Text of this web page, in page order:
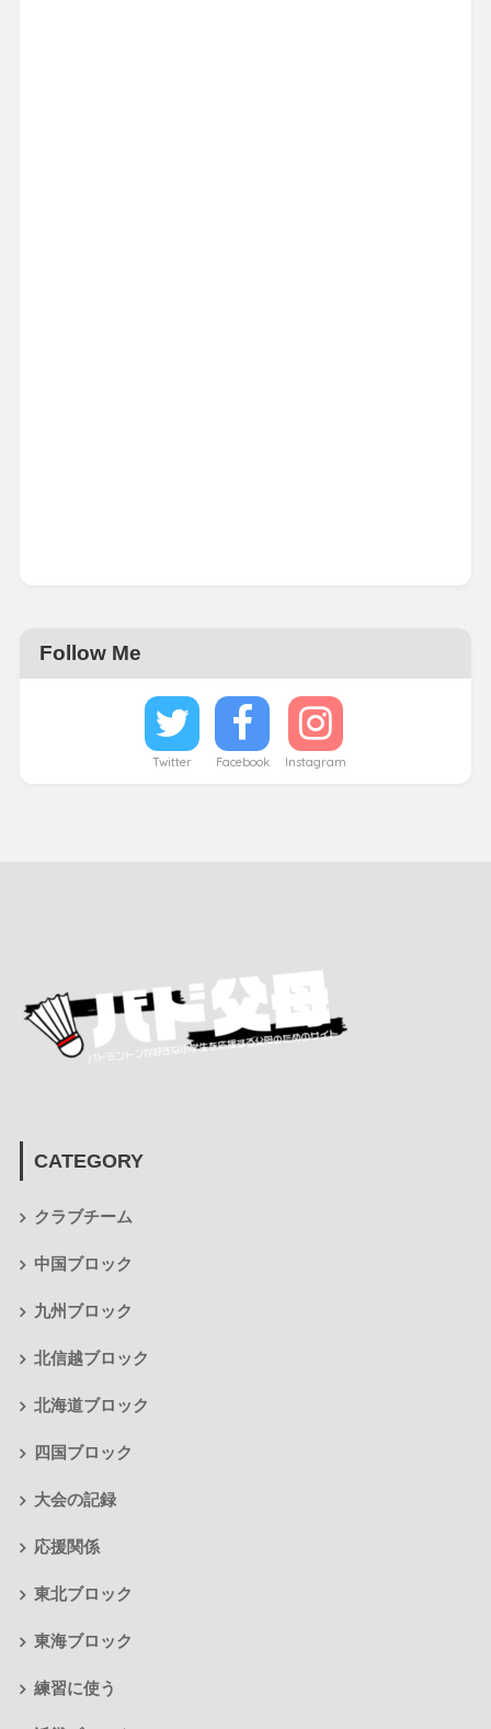
Follow Me
Twitter Facebook Instagram
CATEGORY
クラブチーム
中国ブロック
九州ブロック
北信越ブロック
北海道ブロック
四国ブロック
大会の記録
応援関係
東北ブロック
東海ブロック
練習に使う